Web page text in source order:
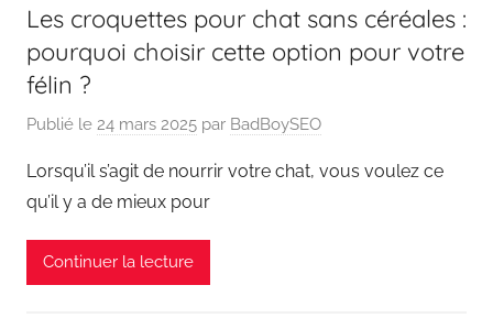
Les croquettes pour chat sans céréales :
pourquoi choisir cette option pour votre
félin ?
Publié le 24 mars 2025 par BadBoySEO
Lorsqu’il s’agit de nourrir votre chat, vous voulez ce
qu’il y a de mieux pour
Continuer la lecture